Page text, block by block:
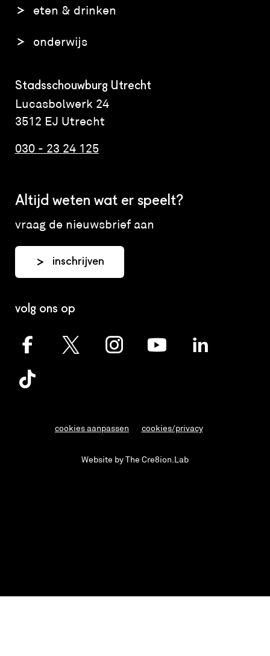
eten & drinken
onderwijs
Stadsschouwburg Utrecht
Lucasbolwerk 24
3512 EJ Utrecht
030 - 23 24 125
Altijd weten wat er speelt?
vraag de nieuwsbrief aan
inschrijven
volg ons op
cookies aanpassen cookies/privacy
Website by The Cre8ion.Lab